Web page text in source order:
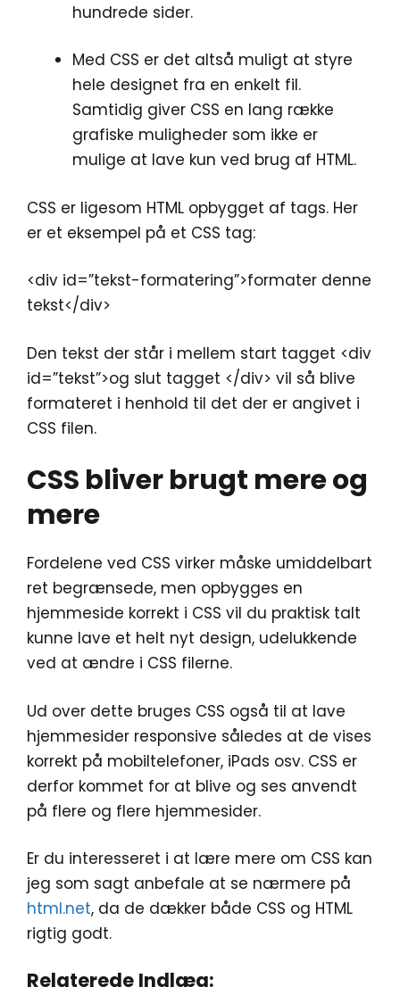
hundrede sider.
Med CSS er det altså muligt at styre
hele designet fra en enkelt fil.
Samtidig giver CSS en lang række
grafiske muligheder som ikke er
mulige at lave kun ved brug af HTML.
CSS er ligesom HTML opbygget af tags. Her
er et eksempel på et CSS tag:
<div id=”tekst-formatering”>formater denne
tekst</div>
Den tekst der står i mellem start tagget <div
id=”tekst”>og slut tagget </div> vil så blive
formateret i henhold til det der er angivet i
CSS filen.
CSS bliver brugt mere og
mere
Fordelene ved CSS virker måske umiddelbart
ret begrænsede, men opbygges en
hjemmeside korrekt i CSS vil du praktisk talt
kunne lave et helt nyt design, udelukkende
ved at ændre i CSS filerne.
Ud over dette bruges CSS også til at lave
hjemmesider responsive således at de vises
korrekt på mobiltelefoner, iPads osv. CSS er
derfor kommet for at blive og ses anvendt
på flere og flere hjemmesider.
Er du interesseret i at lære mere om CSS kan
jeg som sagt anbefale at se nærmere på
html.net, da de dækker både CSS og HTML
rigtig godt.
Relaterede Indlæg: